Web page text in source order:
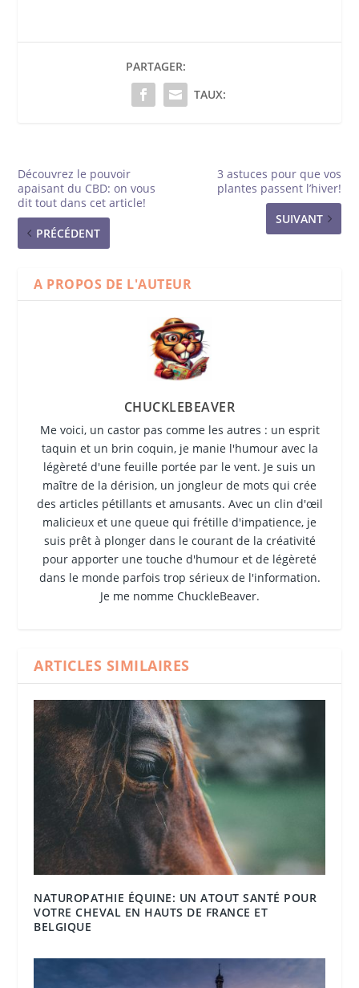
PARTAGER:
TAUX:
Découvrez le pouvoir
apaisant du CBD: on vous
dit tout dans cet article!
PRÉCÉDENT
3 astuces pour que vos
plantes passent l’hiver!
SUIVANT
A PROPOS DE L'AUTEUR
CHUCKLEBEAVER
Me voici, un castor pas comme les autres : un esprit
taquin et un brin coquin, je manie l'humour avec la
légèreté d'une feuille portée par le vent. Je suis un
maître de la dérision, un jongleur de mots qui crée
des articles pétillants et amusants. Avec un clin d'œil
malicieux et une queue qui frétille d'impatience, je
suis prêt à plonger dans le courant de la créativité
pour apporter une touche d'humour et de légèreté
dans le monde parfois trop sérieux de l'information.
Je me nomme ChuckleBeaver.
ARTICLES SIMILAIRES
NATUROPATHIE ÉQUINE: UN ATOUT SANTÉ POUR
VOTRE CHEVAL EN HAUTS DE FRANCE ET
BELGIQUE